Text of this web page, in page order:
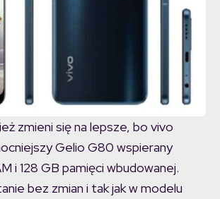
zmieni się na lepsze, bo vivo
Gelio G80 wspierany
i 128 GB pamięci wbudowanej.
bez zmian i tak jak w modelu